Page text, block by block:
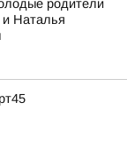
родители
Наталья